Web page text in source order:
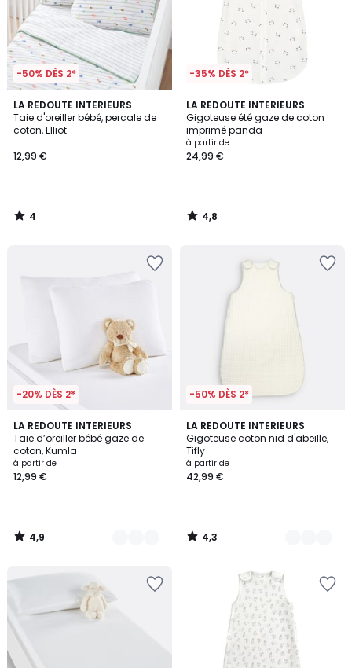
-50% DÈS 2*
LA REDOUTE INTERIEURS
Taie d'oreiller bébé, percale de
coton, Elliot
12,99 €
4
/
5
4
/
-35% DÈS 2*
LA REDOUTE INTERIEURS
Gigoteuse été gaze de coton
imprimé panda
à partir de
24,99 €
4,8
/ 5
4,8
/
-20% DÈS 2*
LA REDOUTE INTERIEURS
Taie d’oreiller bébé gaze de
coton, Kumla
à partir de
12,99 €
4,9
/ 5
4
Couleurs
4,9
/
-50% DÈS 2*
LA REDOUTE INTERIEURS
Gigoteuse coton nid d'abeille,
Tifly
à partir de
42,99 €
4,3
/ 5
2
Couleurs
4,3
/